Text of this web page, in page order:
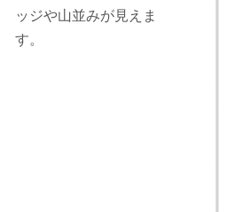
ッジや山並みが見えま
す。